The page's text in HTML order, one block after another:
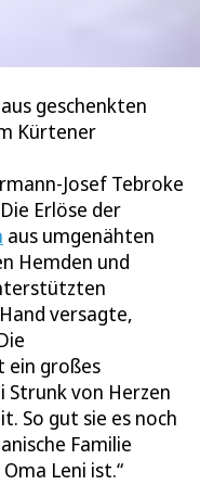
geschenkten
Kürtener
Josef Tebroke
Erlöse der
aus umgenähten
Hemden und
versagte,
ein großes
Strunk von Herzen
So gut sie es noch
Familie
Leni ist.“